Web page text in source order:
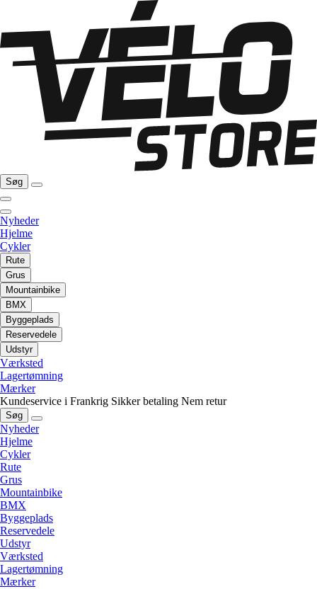
Søg
Nyheder
Hjelme
Cykler
Rute
Grus
Mountainbike
BMX
Byggeplads
Reservedele
Udstyr
Værksted
Lagertømning
Mærker
Kundeservice i Frankrig Sikker betaling Nem retur
Søg
Nyheder
Hjelme
Cykler
Rute
Grus
Mountainbike
BMX
Byggeplads
Reservedele
Udstyr
Værksted
Lagertømning
Mærker